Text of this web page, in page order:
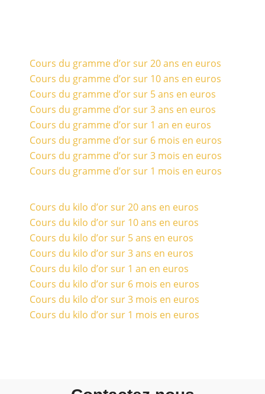
Cours du gramme d’or sur 20 ans en euros
Cours du gramme d’or sur 10 ans en euros
Cours du gramme d’or sur 5 ans en euros
Cours du gramme d’or sur 3 ans en euros
Cours du gramme d’or sur 1 an en euros
Cours du gramme d’or sur 6 mois en euros
Cours du gramme d’or sur 3 mois en euros
Cours du gramme d’or sur 1 mois en euros
Cours du kilo d’or sur 20 ans en euros
Cours du kilo d’or sur 10 ans en euros
Cours du kilo d’or sur 5 ans en euros
Cours du kilo d’or sur 3 ans en euros
Cours du kilo d’or sur 1 an en euros
Cours du kilo d’or sur 6 mois en euros
Cours du kilo d’or sur 3 mois en euros
Cours du kilo d’or sur 1 mois en euros